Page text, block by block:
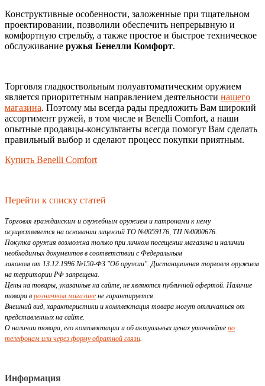
Конструктивные особенности, заложенные при тщательном
проектировании, позволили обеспечить непрерывную и
комфортную стрельбу, а также простое и быстрое техническое
обслуживание ружья Бенелли Комфорт.
Торговля гладкоствольным полуавтоматическим оружием
является приоритетным направлением деятельности нашего
магазина. Поэтому мы всегда рады предложить Вам широкий
ассортимент ружей, в том числе и Benelli Comfort, а наши
опытные продавцы-консультанты всегда помогут Вам сделать
правильный выбор и сделают процесс покупки приятным.
Купить Benelli Comfort
Перейти к списку статей
Торговля гражданским и служебным оружием и патронами к нему
осуществляется на основании лицензий ТО №0059176, ТП №0000676.
Покупка оружия возможна только при личном посещении магазина и наличии
необходимых документов в соответствии с Федеральным
законом от 13.12.1996 №150-ФЗ "Об оружии". Дистанционная торговля оружием
на территории РФ запрещена.
Цены на товары, указанные на сайте, не являются публичной офертой. Наличие
товара в розничном магазине не гарантируется.
Внешний вид, характеристики и комплектация товара могут отличаться от
представленных на сайте.
О наличии товара, его комплектации и об актуальных ценах уточняйте по
телефонам или через форму обратной связи.
Информация